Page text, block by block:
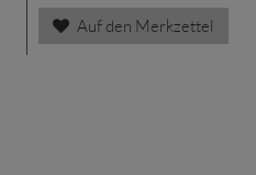
Auf den Merkzettel